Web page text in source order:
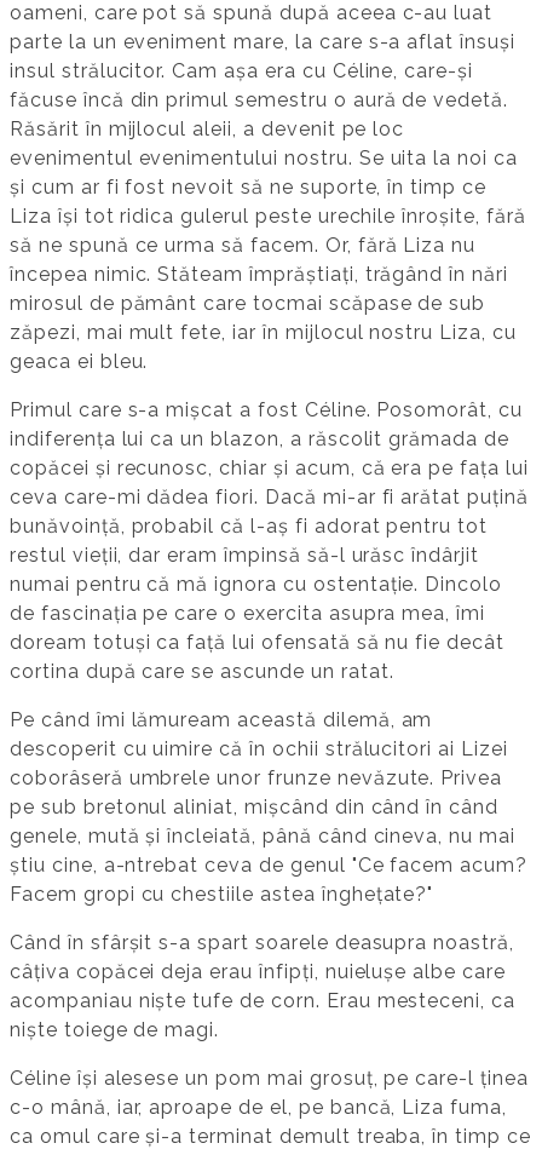
oameni, care pot să spună după aceea c-au luat
parte la un eveniment mare, la care s-a aflat însuși
insul strălucitor. Cam așa era cu Céline, care-și
făcuse încă din primul semestru o aură de vedetă.
Răsărit în mijlocul aleii, a devenit pe loc
evenimentul evenimentului nostru. Se uita la noi ca
și cum ar fi fost nevoit să ne suporte, în timp ce
Liza își tot ridica gulerul peste urechile înroșite, fără
să ne spună ce urma să facem. Or, fără Liza nu
începea nimic. Stăteam împrăștiați, trăgând în nări
mirosul de pământ care tocmai scăpase de sub
zăpezi, mai mult fete, iar în mijlocul nostru Liza, cu
geaca ei bleu.
Primul care s-a mișcat a fost Céline. Posomorât, cu
indiferența lui ca un blazon, a răscolit grămada de
copăcei și recunosc, chiar și acum, că era pe fața lui
ceva care-mi dădea fiori. Dacă mi-ar fi arătat puțină
bunăvoință, probabil că l-aș fi adorat pentru tot
restul vieții, dar eram împinsă să-l urăsc îndârjit
numai pentru că mă ignora cu ostentație. Dincolo
de fascinația pe care o exercita asupra mea, îmi
doream totuși ca față lui ofensată să nu fie decât
cortina după care se ascunde un ratat.
Pe când îmi lămuream această dilemă, am
descoperit cu uimire că în ochii strălucitori ai Lizei
coborâseră umbrele unor frunze nevăzute. Privea
pe sub bretonul aliniat, mișcând din când în când
genele, mută și încleiată, până când cineva, nu mai
știu cine, a-ntrebat ceva de genul "Ce facem acum?
Facem gropi cu chestiile astea înghețate?"
Când în sfârșit s-a spart soarele deasupra noastră,
câțiva copăcei deja erau înfipți, nuielușe albe care
acompaniau niște tufe de corn. Erau mesteceni, ca
niște toiege de magi.
Céline își alesese un pom mai grosuț, pe care-l ținea
c-o mână, iar, aproape de el, pe bancă, Liza fuma,
ca omul care și-a terminat demult treaba, în timp ce